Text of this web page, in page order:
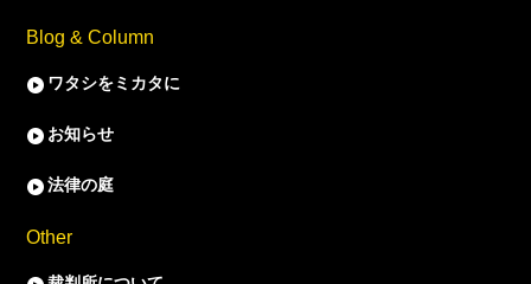
Blog & Column
ワタシをミカタに
お知らせ
法律の庭
Other